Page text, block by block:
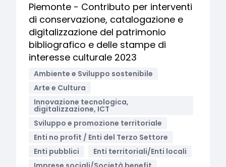
Piemonte - Contributo per interventi
di conservazione, catalogazione e
digitalizzazione del patrimonio
bibliografico e delle stampe di
interesse culturale 2023
Ambiente e Sviluppo sostenibile
Arte e Cultura
Innovazione tecnologica,
digitalizzazione, ICT
Sviluppo e promozione territoriale
Enti no profit / Enti del Terzo Settore
Enti pubblici
Enti territoriali/Enti locali